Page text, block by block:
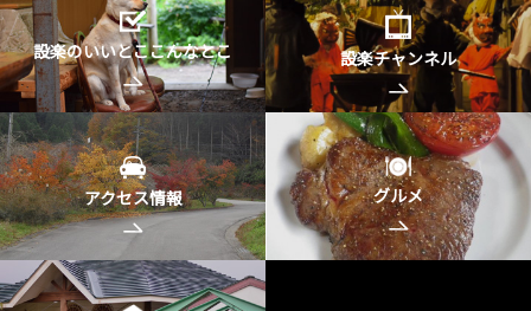
設楽のいいとここんなとこ 設楽チャンネル
アクセス情報 グルメ